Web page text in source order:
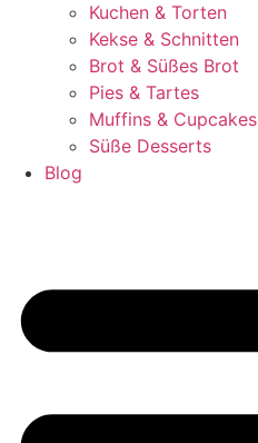
Kuchen & Torten
Kekse & Schnitten
Brot & Süßes Brot
Pies & Tartes
Muffins & Cupcakes
Süße Desserts
Blog